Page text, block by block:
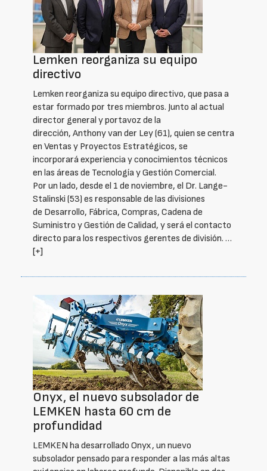
Lemken reorganiza su equipo
directivo
Lemken reorganiza su equipo directivo, que pasa a
estar formado por tres miembros. Junto al actual
director general y portavoz de la
dirección, Anthony van der Ley (61), quien se centra
en Ventas y Proyectos Estratégicos, se
incorporará experiencia y conocimientos técnicos
en las áreas de Tecnología y Gestión Comercial.
Por un lado, desde el 1 de noviembre, el Dr. Lange-
Stalinski (53) es responsable de las divisiones
de Desarrollo, Fábrica, Compras, Cadena de
Suministro y Gestión de Calidad, y será el contacto
directo para los respectivos gerentes de división. …
[+]
Onyx, el nuevo subsolador de
LEMKEN hasta 60 cm de
profundidad
LEMKEN ha desarrollado Onyx, un nuevo
subsolador pensado para responder a las más altas